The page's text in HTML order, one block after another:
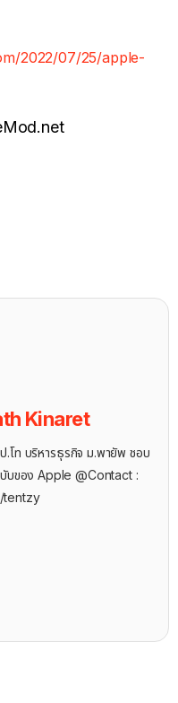
2022/07/25/apple-
Kinaret
โท บริหารธุรกิจ ม.พายัพ ชอบ
บของ Apple @Contact :
tentzy